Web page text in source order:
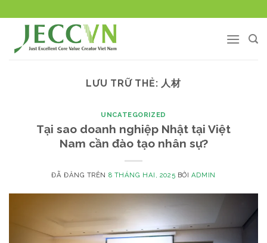
đến
dung
LƯU TRỮ THẺ: 人材
UNCATEGORIZED
Tại sao doanh nghiệp Nhật tại Việt
Nam cần đào tạo nhân sự?
ĐÃ ĐĂNG TRÊN 8 THÁNG HAI, 2025 BỞI ADMIN